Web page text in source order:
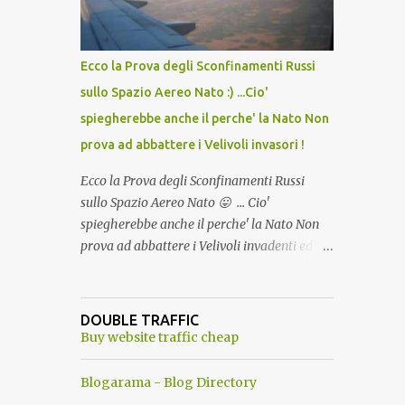
del Capo, era "spettacolare Ghiacciato, ma
andava bene anche, a Temperatura
Ambiente"! Riproponiamo l'articolo per NON
Ecco la Prova degli Sconfinamenti Russi
sullo Spazio Aereo Nato :) ...Cio'
spiegherebbe anche il perche' la Nato Non
prova ad abbattere i Velivoli invasori !
Ecco la Prova degli Sconfinamenti Russi
sullo Spazio Aereo Nato 😛 ... Cio'
spiegherebbe anche il perche' la Nato Non
prova ad abbattere i Velivoli invadenti ed
alcuna notizia di un'invasione dello spazio
aereo NATO da parte di un robot chiamato
ancora una fantasia Nato o forse una "False
DOUBLE TRAFFIC
Buy website traffic cheap
Blogarama - Blog Directory